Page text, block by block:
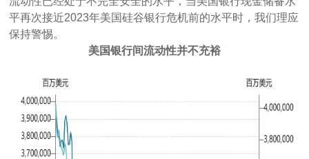
平再次接近2023年美国硅谷银行危机前的水平时，我们理应
保持警惕。
美国银行间流动性并不充裕